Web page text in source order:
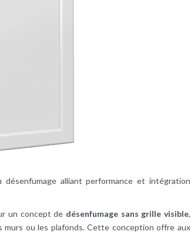
désenfumage alliant performance et intégration
un concept de désenfumage sans grille visible,
ou les plafonds. Cette conception offre aux